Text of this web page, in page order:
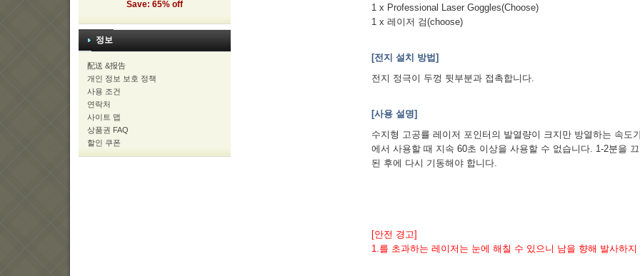
Save: 65% off
정보
配送 &报告
개인 정보 보호 정책
사용 조건
연락처
사이트 맵
상품권 FAQ
할인 쿠폰
1 x Professional Laser Goggles(Choose)
1 x 레이저 검(choose)
[전지 설치 방법]
전지 정극이 두껑 뒷부분과 접촉합니다.
[사용 설명]
수지형 고공률 레이저 포인터의 발열량이 크지만 방열하는 속도
에서 사용할 때 지속 60초 이상을 사용할 수 없습니다. 1-2분을
된 후에 다시 기동해야 합니다.
[안전 경고]
1. 를 초과하는 레이저는 눈에 해칠 수 있으니 남을 향해 발사하